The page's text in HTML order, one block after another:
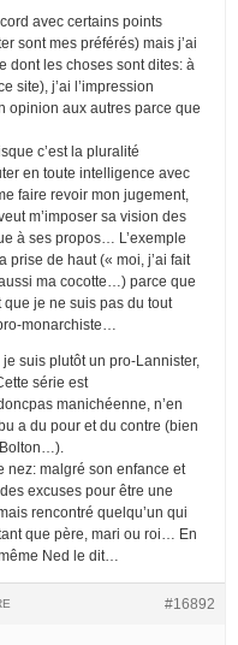
avec certains points
sont mes préférés) mais j’ai
dont les choses sont dites: à
site), j’ai l’impression
opinion aux autres parce que
c’est la pluralité
en toute intelligence avec
faire revoir mon jugement,
m’imposer sa vision des
à ses propos… L’exemple
prise de haut (« moi, j’ai fait
ma cocotte…) parce que
je ne suis pas du tout
monarchiste…
suis plutôt un pro-Lannister,
série est
manichéenne, n’en
a du pour et du contre (bien
nez: malgré son enfance et
excuses pour être une
rencontré quelqu’un qui
que père, mari ou roi… En
Ned le dit…
#16892